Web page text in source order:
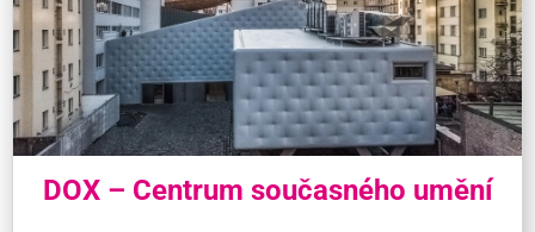
DOX – Centrum současného umění